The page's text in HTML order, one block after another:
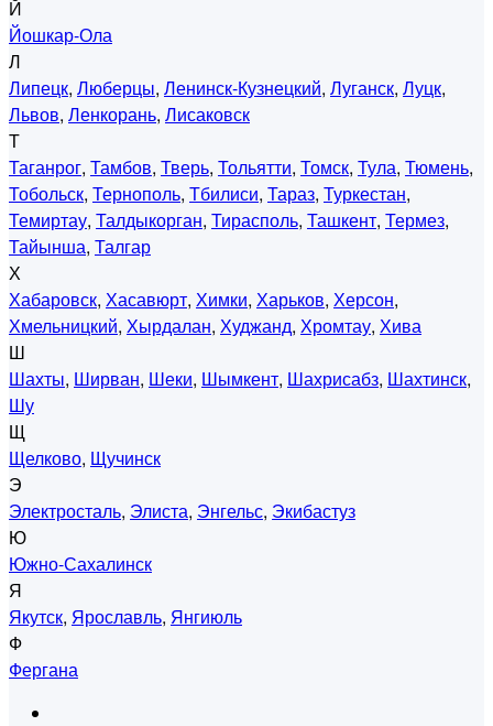
Й
Йошкар-Ола
Л
Липецк, Люберцы, Ленинск-Кузнецкий, Луганск, Луцк,
Львов, Ленкорань, Лисаковск
Т
Таганрог, Тамбов, Тверь, Тольятти, Томск, Тула, Тюмень,
Тобольск, Тернополь, Тбилиси, Тараз, Туркестан,
Темиртау, Талдыкорган, Тирасполь, Ташкент, Термез,
Тайынша, Талгар
Х
Хабаровск, Хасавюрт, Химки, Харьков, Херсон,
Хмельницкий, Хырдалан, Худжанд, Хромтау, Хива
Ш
Шахты, Ширван, Шеки, Шымкент, Шахрисабз, Шахтинск,
Шу
Щ
Щелково, Щучинск
Э
Электросталь, Элиста, Энгельс, Экибастуз
Ю
Южно-Сахалинск
Я
Якутск, Ярославль, Янгиюль
Ф
Фергана